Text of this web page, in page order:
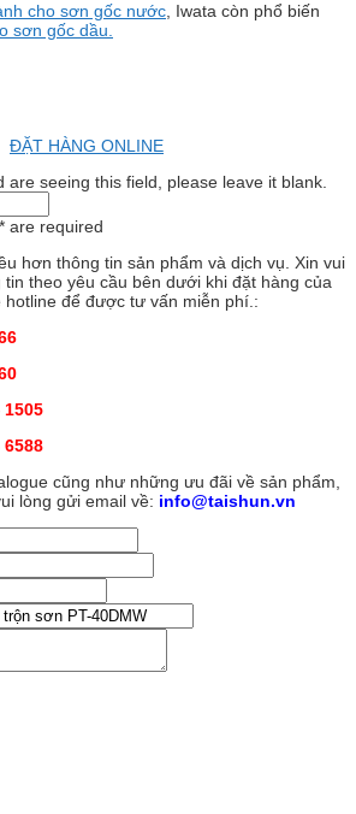
cho sơn gốc nước , Iwata còn phổ biến
sơn gốc dầu.
ĐẶT HÀNG ONLINE
are seeing this field, please leave it blank.
* are required
hơn thông tin sản phẩm và dịch vụ. Xin vui
theo yêu cầu bên dưới khi đặt hàng của
hotline để được tư vấn miễn phí.:
1505
6588
cũng như những ưu đãi về sản phẩm,
lòng gửi email về: info@taishun.vn